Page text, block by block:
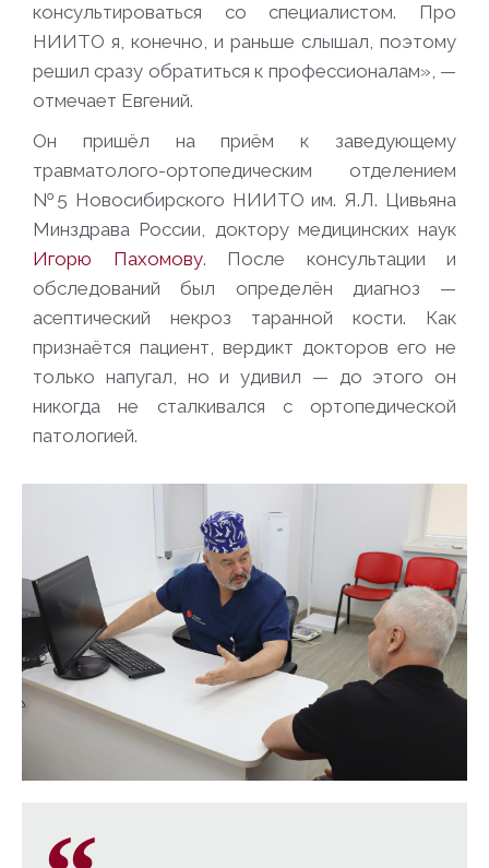
консультироваться со специалистом. Про
НИИТО я, конечно, и раньше слышал, поэтому
решил сразу обратиться к профессионалам», —
отмечает Евгений.
Он пришёл на приём к заведующему
травматолого-ортопедическим отделением
№5 Новосибирского НИИТО им. Я.Л. Цивьяна
Минздрава России, доктору медицинских наук
Игорю Пахомову. После консультации и
обследований был определён диагноз —
асептический некроз таранной кости. Как
признаётся пациент, вердикт докторов его не
только напугал, но и удивил — до этого он
никогда не сталкивался с ортопедической
патологией.